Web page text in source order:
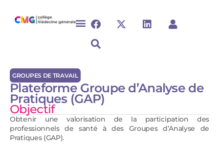
GROUPES DE TRAVAIL
Plateforme Groupe d’Analyse de
Pratiques (GAP)
Objectif
Obtenir une valorisation de la participation des
professionnels de santé à des Groupes d’Analyse de
Pratiques (GAP).